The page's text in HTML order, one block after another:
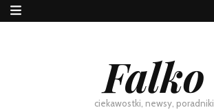
Falko
ciekawostki, newsy, poradniki